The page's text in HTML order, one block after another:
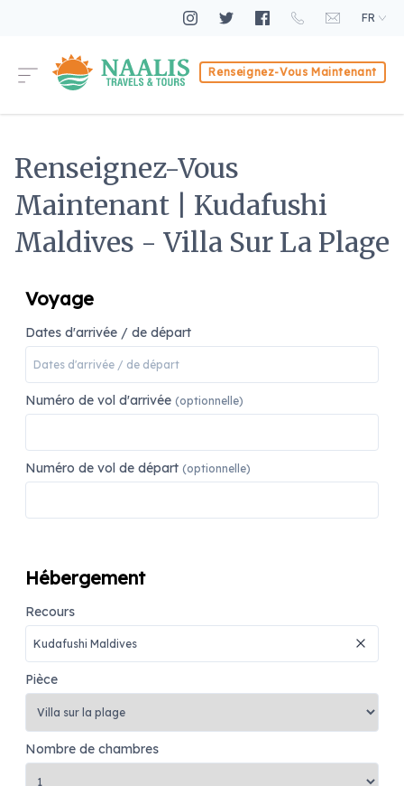
FR
Renseignez-Vous Maintenant
Renseignez-Vous
Maintenant | Kudafushi
Maldives - Villa Sur La Plage
Voyage
Dates d'arrivée / de départ
Numéro de vol d'arrivée (optionnelle)
Numéro de vol de départ (optionnelle)
Hébergement
Recours
Pièce
Nombre de chambres